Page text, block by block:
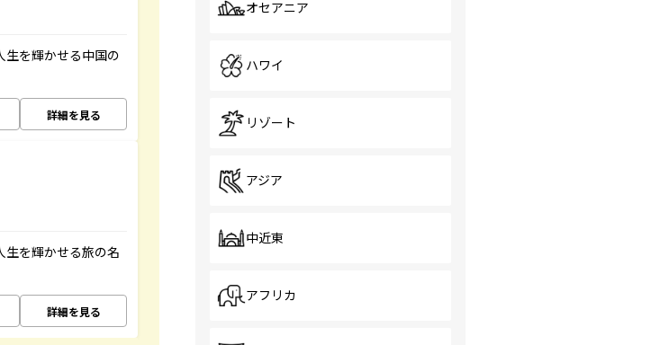
生を輝かせる中国の
詳細を見る
生を輝かせる旅の名
詳細を見る
オセアニア
ハワイ
リゾート
アジア
中近東
アフリカ